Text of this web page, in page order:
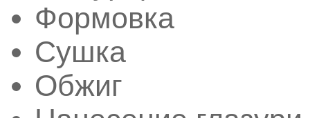
Формовка
Сушка
Обжиг